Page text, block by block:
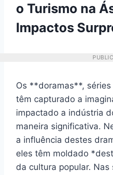
o Turismo na
Impactos
Os **doramas**,
têm capturado a
impactado a indústria
maneira significativa.
a influência destes
eles têm moldado
da cultura popular. Nas